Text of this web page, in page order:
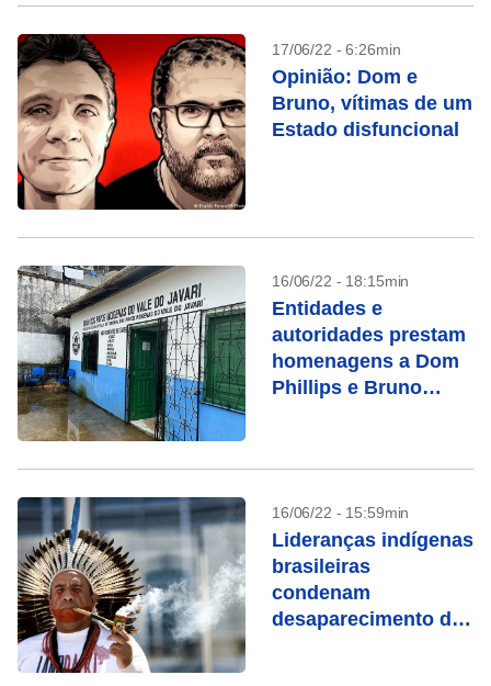
17/06/22 - 6:26min
Opinião: Dom e
Bruno, vítimas de um
Estado disfuncional
16/06/22 - 18:15min
Entidades e
autoridades prestam
homenagens a Dom
Phillips e Bruno
16/06/22 - 15:59min
Lideranças indígenas
brasileiras
condenam
desaparecimento de